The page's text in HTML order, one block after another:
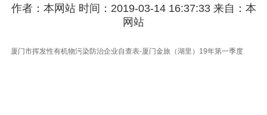
作者：本网站 时间：2019-03-14 16:37:33 来自：本
网站
厦门市挥发性有机物污染防治企业自查表-厦门金旅（湖里）19年第一季度